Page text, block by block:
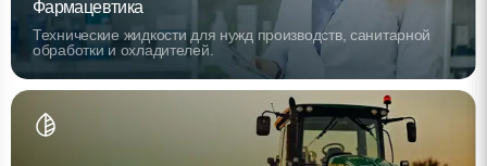
Фармацевтика
Технические жидкости для нужд производств, санитарной
обработки и охладителей.